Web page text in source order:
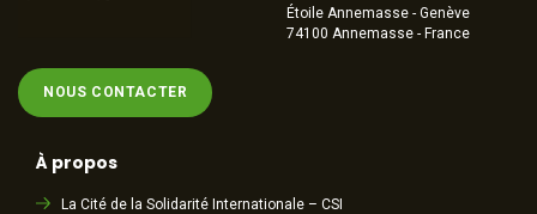
NOUS CONTACTER
Étoile Annemasse - Genève
74100 Annemasse - France
À propos
La Cité de la Solidarité Internationale – CSI